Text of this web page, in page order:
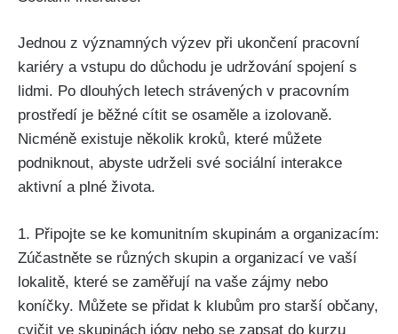
Jednou z významných výzev při ukončení pracovní
kariéry a vstupu do důchodu je udržování spojení s
lidmi. Po dlouhých letech strávených v pracovním
prostředí je běžné cítit se osaměle a izolovaně.
Nicméně existuje několik kroků, které můžete
podniknout, abyste udrželi své sociální interakce
aktivní a plné života.
1. Připojte se ke komunitním skupinám a organizacím:
Zúčastněte se různých skupin a organizací ve vaší
lokalitě, které se zaměřují na vaše zájmy nebo
koníčky. Můžete se přidat k klubům pro starší občany,
cvičit ve skupinách jógy nebo se zapsat do kurzu